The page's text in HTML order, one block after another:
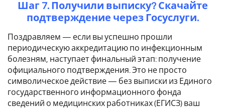
Шаг 7. Получили выписку? Скачайте
подтверждение через Госуслуги.
Поздравляем — если вы успешно прошли
периодическую аккредитацию по инфекционным
болезням, наступает финальный этап: получение
официального подтверждения. Это не просто
символическое действие — без выписки из Единого
государственного информационного фонда
сведений о медицинских работниках (ЕГИСЗ) ваш